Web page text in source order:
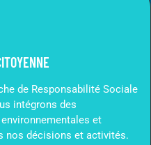
de Responsabilité Sociale
intégrons des
et
nos décisions et activités.